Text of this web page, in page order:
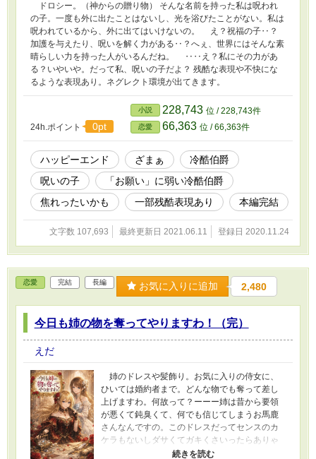
ドロシー。（神からの贈り物） そんな名前を持った私は呪われ
の子。一度も外に出たことはないし、光を浴びたことがない。私は
呪われているから、外に出てはいけないの。 え？祝福の子‥？
加護を与えたり、呪いを解く力がある‥？へぇ、世界にはそんな素
晴らしい力を持った人がいるんだね。 ‥‥え？私にその力があ
る？いやいや。だって私、呪いの子だよ？ 残酷な表現や不快にな
るような表現あり。ネグレクト環境が出てきます。
24h.ポイント 0pt
小説 228,743 位 / 228,743件
恋愛 66,363 位 / 66,363件
ハッピーエンド ざまぁ
冷酷伯爵
呪いの子
「お願い」に弱い冷酷伯爵
焦れったいかも
一部残酷表現あり 本編完結
文字数 107,693 最終更新日 2021.06.11 登録日 2020.11.24
恋愛 完結 長編 お気に入りに追加 2,480
今日も姉の物を奪ってやりますわ！（完）
えだ
姉のドレスや髪飾り。お気に入りの侍女に、
ひいては婚約者まで。どんな物でも奪って差し
上げますわ。何故って？ーーー姉は昔から要領
が悪くて鈍臭くて、何でも信じてしまうお馬鹿
さんなんですの。このドレスだってセンスのカ
ケラもないしダサくてガキくさいったらありゃ
しません！なんですかこのショッキングピンク